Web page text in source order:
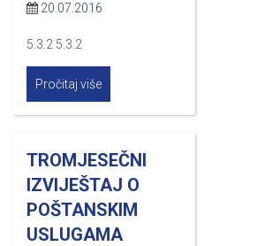
20.07.2016
5.3.2 5.3.2
Pročitaj više
TROMJESEČNI
IZVIJEŠTAJ O
POŠTANSKIM
USLUGAMA